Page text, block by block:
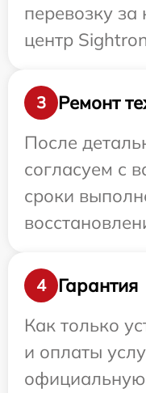
перевозку
центр
3
Ремонт
После
согласуем с
сроки
4
Гарантия
Как только
и оплаты